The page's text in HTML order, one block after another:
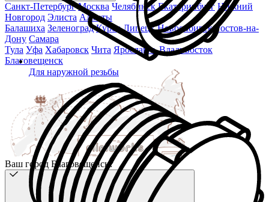
Для наружной резьбы
Санкт-Петербург Москва Челябинск Екатеринбург Нижний
Новгород Элиста Алматы
Балашиха Зеленоград Курск Липецк Новосибирск Ростов-на-
Дону Самара
Тула Уфа Хабаровск Чита Ярославль Владивосток
Благовещенск
Ваш город Благовещенск?